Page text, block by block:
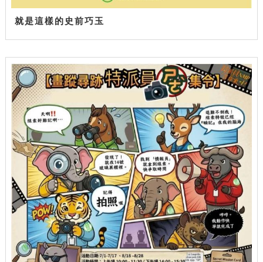
就是這樣的史前巧玉